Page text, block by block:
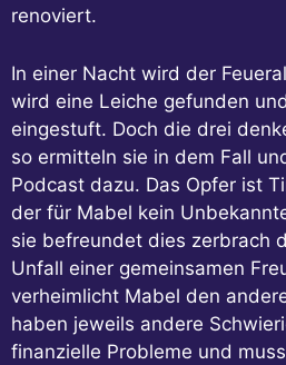
renoviert.
In einer Nacht wird der
wird eine Leiche gefunden
eingestuft. Doch die drei
so ermitteln sie in dem Fall
Podcast dazu. Das Opfer ist
der für Mabel kein
sie befreundet dies zerbrach
Unfall einer gemeinsamen
verheimlicht Mabel den
haben jeweils andere
finanzielle Probleme und